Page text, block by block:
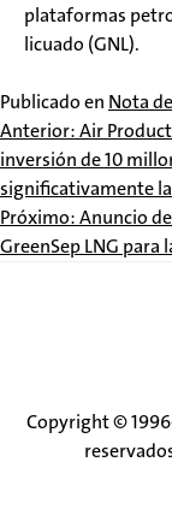
plataformas
licuado (GNL).
Publicado en Nota
Navegación
de
entradas
Anterior:Air
inversión de 10
significativamente
Próximo:Anuncio
GreenSep LNG para
Copyright ©